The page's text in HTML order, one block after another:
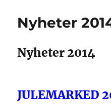
Nyheter
Nyheter 2014
JULEMARKED